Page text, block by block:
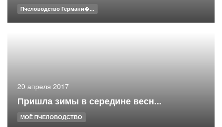
Пчеловодство Германи�...
20 апреля 2017
Пришла зимы в середине весн...
МОЁ ПЧЕЛОВОДСТВО